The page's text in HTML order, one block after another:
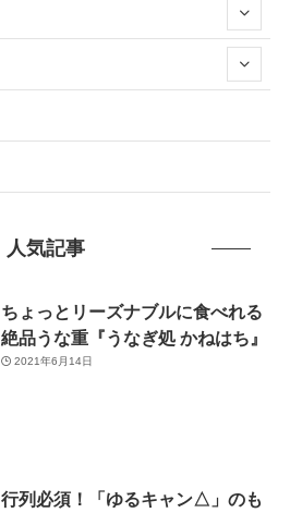
人気記事
ちょっとリーズナブルに食べれる
絶品うな重『うなぎ処 かねはち』
2021年6月14日
行列必須！「ゆるキャン△」のも